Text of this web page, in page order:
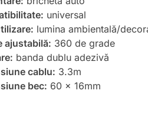
universal
lumina ambientală/
ajustabilă: 360 de grade
banda dublu adezivă
cablu: 3.3m
bec: 60 x 16mm